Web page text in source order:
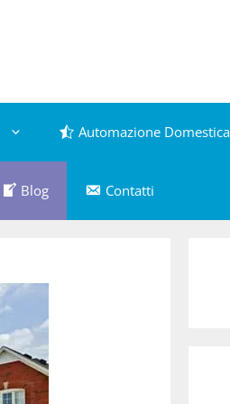
Automazione Domestica
Blog Contatti